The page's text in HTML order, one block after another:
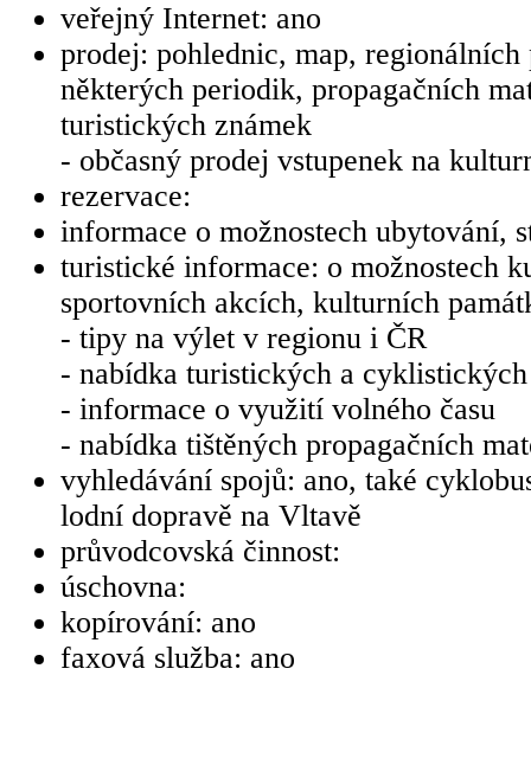
veřejný Internet: ano
prodej: pohlednic, map,
některých periodik, propagačních
turistických známek
- občasný prodej vstupenek na
rezervace:
informace o možnostech ubytování,
turistické informace: o možnostech
sportovních akcích, kulturních
- tipy na výlet v regionu i ČR
- nabídka turistických a
- informace o využití volného času
- nabídka tištěných propagačních
vyhledávání spojů: ano, také
lodní dopravě na Vltavě
průvodcovská činnost:
úschovna:
kopírování: ano
faxová služba: ano